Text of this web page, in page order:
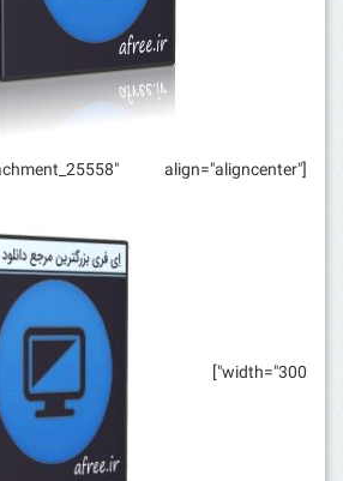
align="aligncenter"
width="300"]